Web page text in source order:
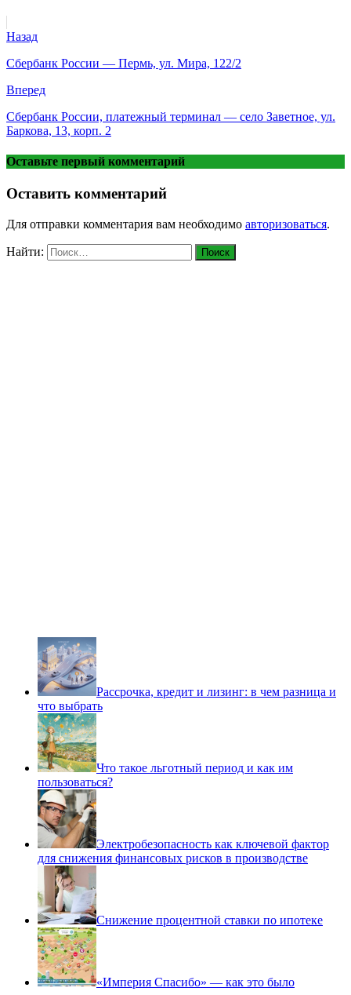
Назад
Сбербанк России — Пермь, ул. Мира, 122/2
Вперед
Сбербанк России, платежный терминал — село Заветное, ул.
Баркова, 13, корп. 2
Оставьте первый комментарий
Оставить комментарий
Для отправки комментария вам необходимо авторизоваться.
Найти:
Рассрочка, кредит и лизинг: в чем разница и
что выбрать
Что такое льготный период и как им
пользоваться?
Электробезопасность как ключевой фактор
для снижения финансовых рисков в производстве
Снижение процентной ставки по ипотеке
«Империя Спасибо» — как это было